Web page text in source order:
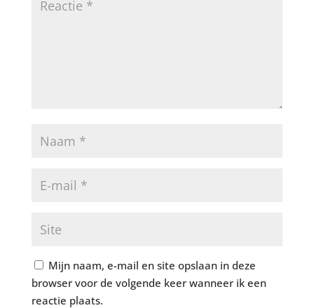
Mijn naam, e-mail en site opslaan in deze
browser voor de volgende keer wanneer ik een
reactie plaats.